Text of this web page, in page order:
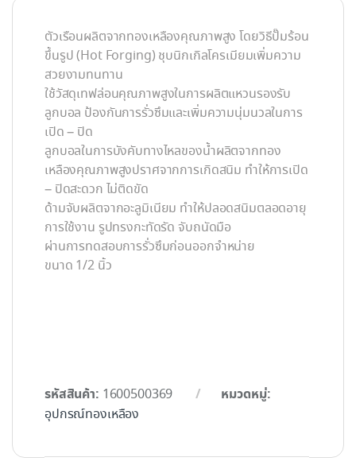
ตัวเรือนผลิตจากทองเหลืองคุณภาพสูง โดยวิธีปั๊มร้อน
ขึ้นรูป (Hot Forging) ชุบนิกเกิลโครเมียมเพิ่มความ
สวยงามทนทาน
ใช้วัสดุเทฟล่อนคุณภาพสูงในการผลิตแหวนรองรับ
ลูกบอล ป้องกันการรั่วซึมและเพิ่มความนุ่มนวลในการ
เปิด – ปิด
ลูกบอลในการบังคับทางไหลของน้ำผลิตจากทอง
เหลืองคุณภาพสูงปราศจากการเกิดสนิม ทำให้การเปิด
– ปิดสะดวก ไม่ติดขัด
ด้ามจับผลิตจากอะลูมิเนียม ทำให้ปลอดสนิมตลอดอายุ
การใช้งาน รูปทรงกะทัดรัด จับถนัดมือ
ผ่านการทดสอบการรั่วซึมก่อนออกจำหน่าย
ขนาด 1/2 นิ้ว
รหัสสินค้า: 1600500369 หมวดหมู่:
อุปกรณ์ทองเหลือง